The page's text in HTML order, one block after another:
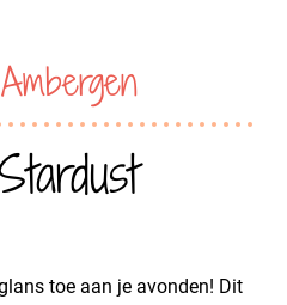
toe aan je avonden! Dit